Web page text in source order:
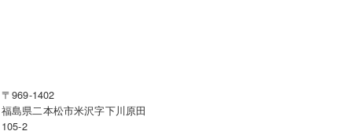
〒969-1402
福島県二本松市米沢字下川原田
105-2